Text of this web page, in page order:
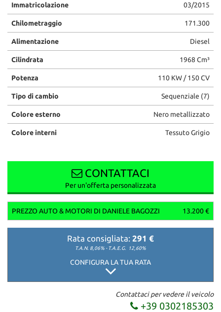
Immatricolazione 03/2015
Chilometraggio 171.300
Alimentazione Diesel
Cilindrata 1968 Cm³
Potenza 110 KW / 150 CV
Tipo di cambio Sequenziale (7)
Colore esterno Nero metallizzato
Colore interni Tessuto Grigio
CONTATTACI
Per un'offerta personalizzata
PREZZO AUTO & MOTORI DI DANIELE BAGOZZI 13.200 €
Rata consigliata: 291 €
T.A.N. 8,06% - T.A.E.G. 12,60%
CONFIGURA LA TUA RATA
Contattaci per vedere il veicolo
+39 0302185303